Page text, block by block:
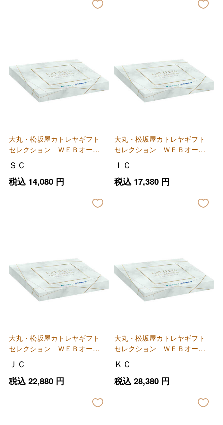
大丸・松坂屋カトレヤギフト
セレクション ＷＥＢオーダ
ＳＣ
税込 14,080円
大丸・松坂屋カトレヤギフト
セレクション ＷＥＢオーダ
ＩＣ
税込 17,380円
大丸・松坂屋カトレヤギフト
セレクション ＷＥＢオーダ
ＪＣ
税込 22,880円
大丸・松坂屋カトレヤギフト
セレクション ＷＥＢオーダ
ＫＣ
税込 28,380円